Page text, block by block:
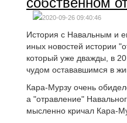
2020-09-26 09:40:46
История с Навальным и
иных новостей истории
который уже дважды, в
чудом остававшимся в
Кара-Мурзу очень
а "отравление"
мысленно кричал Кара-